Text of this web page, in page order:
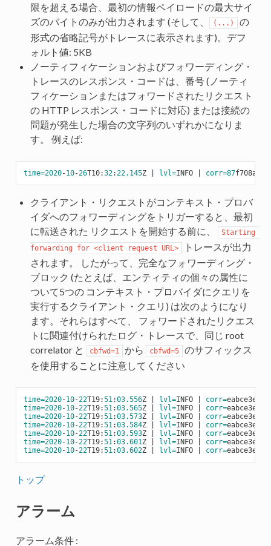
限を超える場合、最初の情報ペイロードの最大サイ
ズのバイトのみが出力されます (そして、
(...)
の
形式の省略記号がトレースに表示されます)。デフ
ォルト値: 5KB
ノーティフィケーションおよびフォワーディング・
トレースのレスポンス・コードは、番号 (ノーティ
フィケーションまたはフォワードされたリクエスト
の HTTP レスポンス・コードに対応) または接続の
問題が発生した場合の文字列のいずれかになりま
す。 例えば:
time=2020-10-26T10:32: 22.145Z | lvl=INFO | corr=87f708a8-
クライアント・リクエストがコンテキスト・プロバ
イダへのフォワーディングをトリガーすると、最初
に転送された リクエストを開始する前に、
Starting
forwarding for <client request URL>
トレースが出力
されます。 したがって、完全なフォワーディング・
ブロック (たとえば、エンティティの個々の属性に
ついて5つの コンテキスト・プロバイダにクエリを
実行するクライアント・クエリ) は次のようになり
ます。それらはすべて、 フォワードされたリクエス
トに関連付けられたログ・トレースで、同じ root
correlator と
cbfwd=1 から cbfwd=5
のサフィックス
を使用することに注意してください
time=2020-10-22T19:51 :03.556Z | lvl=INFO | corr=eabce3e2-
time=2020-10-22T19:51 :03.565Z | lvl=INFO | corr=eabce3e2-
time=2020-10-22T19:51 :03.573Z | lvl=INFO | corr=eabce3e2-
time=2020-10-22T19:51 :03.584Z | lvl=INFO | corr=eabce3e2-
time=2020-10-22T19:51 :03.593Z | lvl=INFO | corr=eabce3e2-
time=2020-10-22T19:51 :03.601 Z | lvl=INFO | corr=eabce3e2-
time=2020-10-22T19:51 :03.602Z | lvl=INFO | corr=eabce3e2-
トップ
アラーム
アラーム条件 :